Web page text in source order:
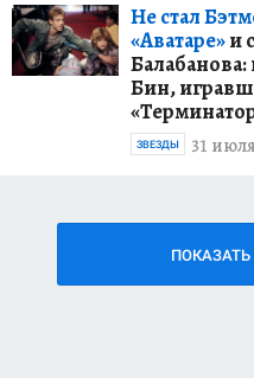
Не стал
«Аватаре»и
Бин,
31 июля
ЗВЕЗДЫ